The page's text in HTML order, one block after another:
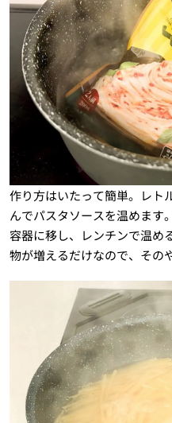
作り方はいたって簡単。レト
んでパスタソースを温めます
容器に移し、レンチンで温め
物が増えるだけなので、その